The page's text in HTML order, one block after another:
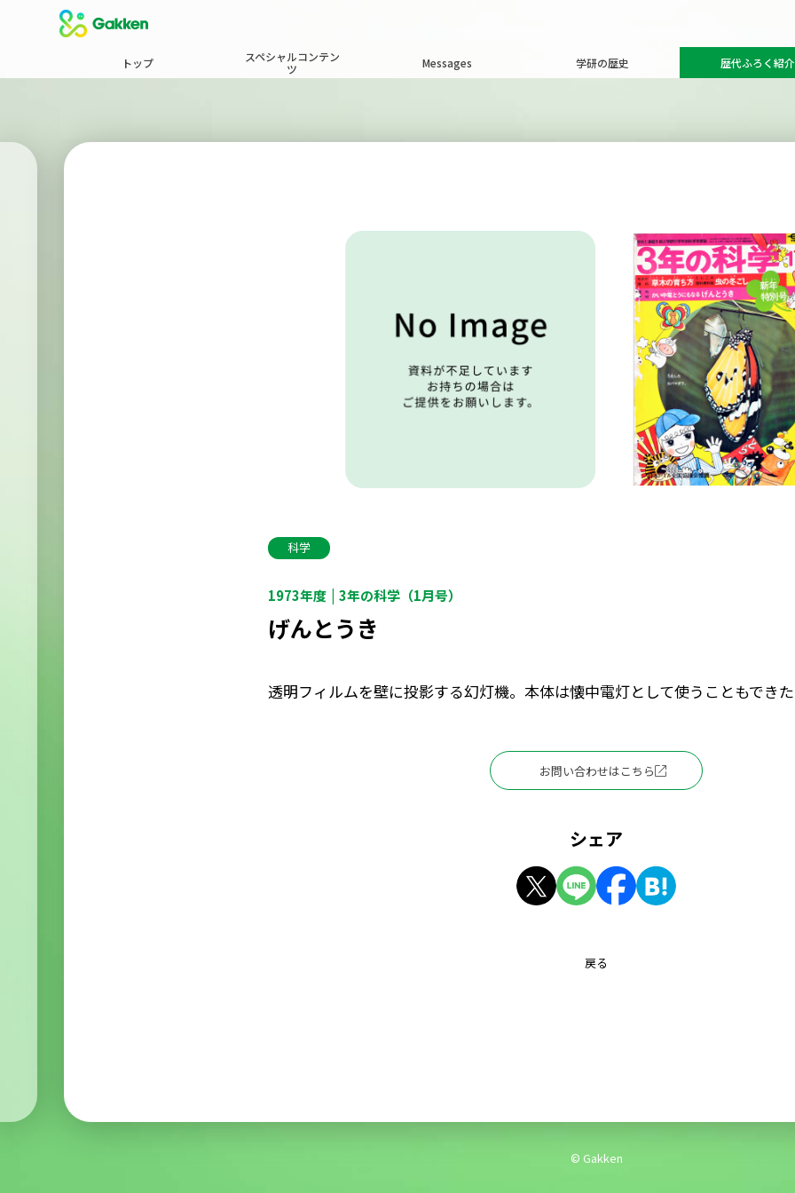
トップ
スペシャルコンテン
ツ
Messages 学研の歴史 歴代ふろく紹介
科学
1973年度 3年の科学（1月号）
げんとうき
透明フィルムを壁に投影する幻灯機。本体は懐中電灯として使うこともでき
お問い合わせはこちら
シェア
戻る
© Gakken